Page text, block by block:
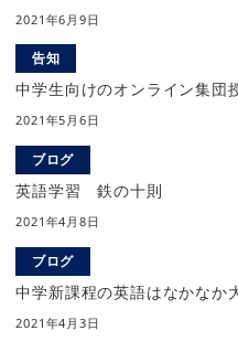
2021年6月9日
告知
中学生向けのオンライン集団
2021年5月6日
ブログ
英語学習 鉄の十則
2021年4月8日
ブログ
中学新課程の英語はなかなか
2021年4月3日